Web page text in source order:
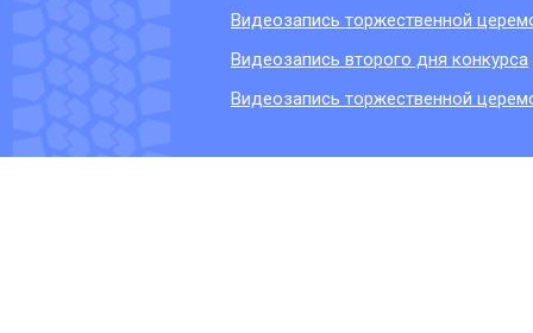
Видеозапись торжественной
Видеозапись второго дня конкурса
Видеозапись торжественной